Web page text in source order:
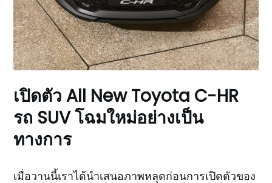
เปิดตัว All New Toyota C-HR
รถ SUV โฉมใหม่อย่างเป็น
ทางการ
เมื่อวานนี้เราได้นำเสนอภาพหลุดก่อนการเปิดตัวของ